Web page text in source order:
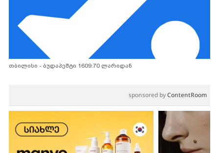
თბილისი - ბუდაპეშტი 1609.70 ლარიდან
sponsored byContentRoom